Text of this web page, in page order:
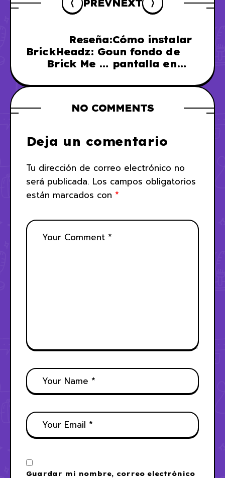
PREVNEXT
Reseña:
BrickHeadz: Go
Brick Me de
Cómo instalar
un fondo de
pantalla en
un iPhone
NO COMMENTS
Deja un comentario
Tu dirección de correo electrónico no
será publicada. Los campos obligatorios
están marcados con *
Guardar mi nombre, correo electrónico